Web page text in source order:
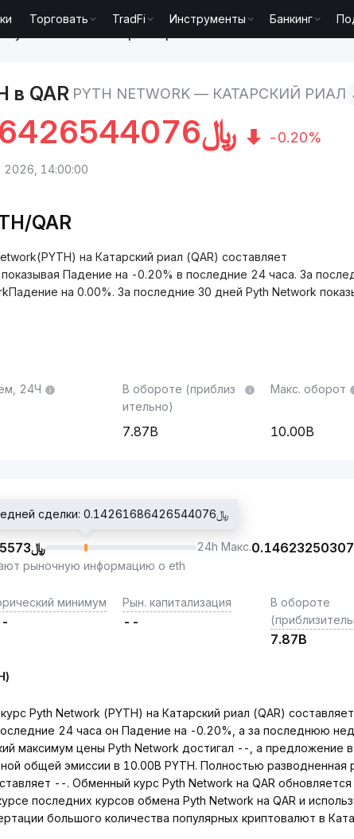
Торговать TradFi Инструменты Банкинг
в QAR PYTH NETWORK — КАТАРСКИЙ РИАЛ
﷼ -0.20%
2026, 14:00:00
QAR
на Катарский риал (QAR) составляет
на 0.00%. За последние 30 дней Pyth Network
24Ч
В обороте (приблиз
ительно)
7.87B
Макс. оборот
10.00B
﷼
Цена последней сделки: ﷼0.14261686426544076
24h Макс.
рыночную информацию о eth
минимум Рын. капитализация
--
В обороте
7.87B
Pyth Network (PYTH) на Катарский риал (QAR) составляет
максимум цены Pyth Network достигал --, а предложение
общей эмиссии в 10.00B PYTH. Полностью разводненная
--. Обменный курс Pyth Network на QAR
последних курсов обмена Pyth Network на QAR и
большого количества популярных криптовалют в